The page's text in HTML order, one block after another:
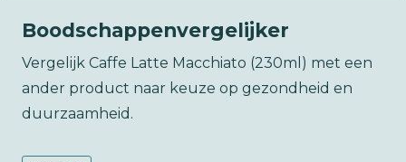
Boodschappenvergelijker
Vergelijk Caffe Latte Macchiato (230ml) met een
ander product naar keuze op gezondheid en
duurzaamheid.